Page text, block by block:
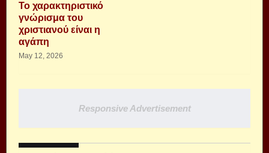
Το χαρακτηριστικό
γνώρισμα του
χριστιανού είναι η
αγάπη
May 12, 2026
Responsive Advertisement